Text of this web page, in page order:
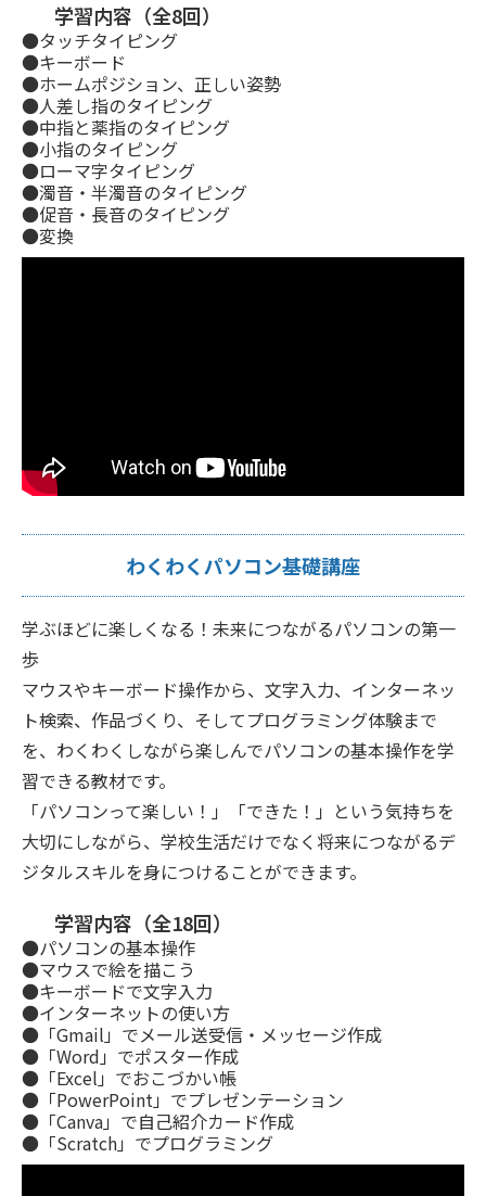
学習内容（全8回）
●タッチタイピング
●キーボード
●ホームポジション、正しい姿勢
●人差し指のタイピング
●中指と薬指のタイピング
●小指のタイピング
●ローマ字タイピング
●濁音・半濁音のタイピング
●促音・長音のタイピング
●変換
わくわくパソコン基礎講座
学ぶほどに楽しくなる！未来につながるパソコンの第一
歩
マウスやキーボード操作から、文字入力、インターネッ
ト検索、作品づくり、そしてプログラミング体験まで
を、わくわくしながら楽しんでパソコンの基本操作を学
習できる教材です。
「パソコンって楽しい！」「できた！」という気持ちを
大切にしながら、学校生活だけでなく将来につながるデ
ジタルスキルを身につけることができます。
学習内容（全18回）
●パソコンの基本操作
●マウスで絵を描こう
●キーボードで文字入力
●インターネットの使い方
●「Gmail」でメール送受信・メッセージ作成
●「Word」でポスター作成
●「Excel」でおこづかい帳
●「PowerPoint」でプレゼンテーション
●「Canva」で自己紹介カード作成
●「Scratch」でプログラミング